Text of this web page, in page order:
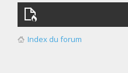
Forum
Balades & sorties moto
Index du forum